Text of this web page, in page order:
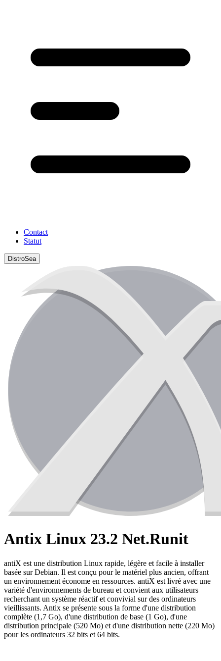
Contact
Statut
DistroSea
Antix Linux 23.2 Net.Runit
antiX est une distribution Linux rapide, légère et facile à installer
basée sur Debian. Il est conçu pour le matériel plus ancien, offrant
un environnement économe en ressources. antiX est livré avec une
variété d'environnements de bureau et convient aux utilisateurs
recherchant un système réactif et convivial sur des ordinateurs
vieillissants. Antix se présente sous la forme d'une distribution
complète (1,7 Go), d'une distribution de base (1 Go), d'une
distribution principale (520 Mo) et d'une distribution nette (220 Mo)
pour les ordinateurs 32 bits et 64 bits.